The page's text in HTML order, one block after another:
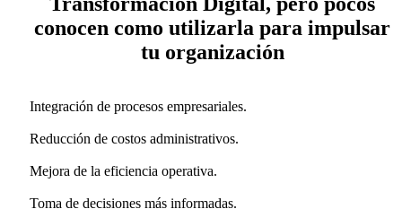
conocen como utilizarla para impulsar
tu organización
Integración de procesos empresariales.
Reducción de costos administrativos.
Mejora de la eficiencia operativa.
Toma de decisiones más informadas.